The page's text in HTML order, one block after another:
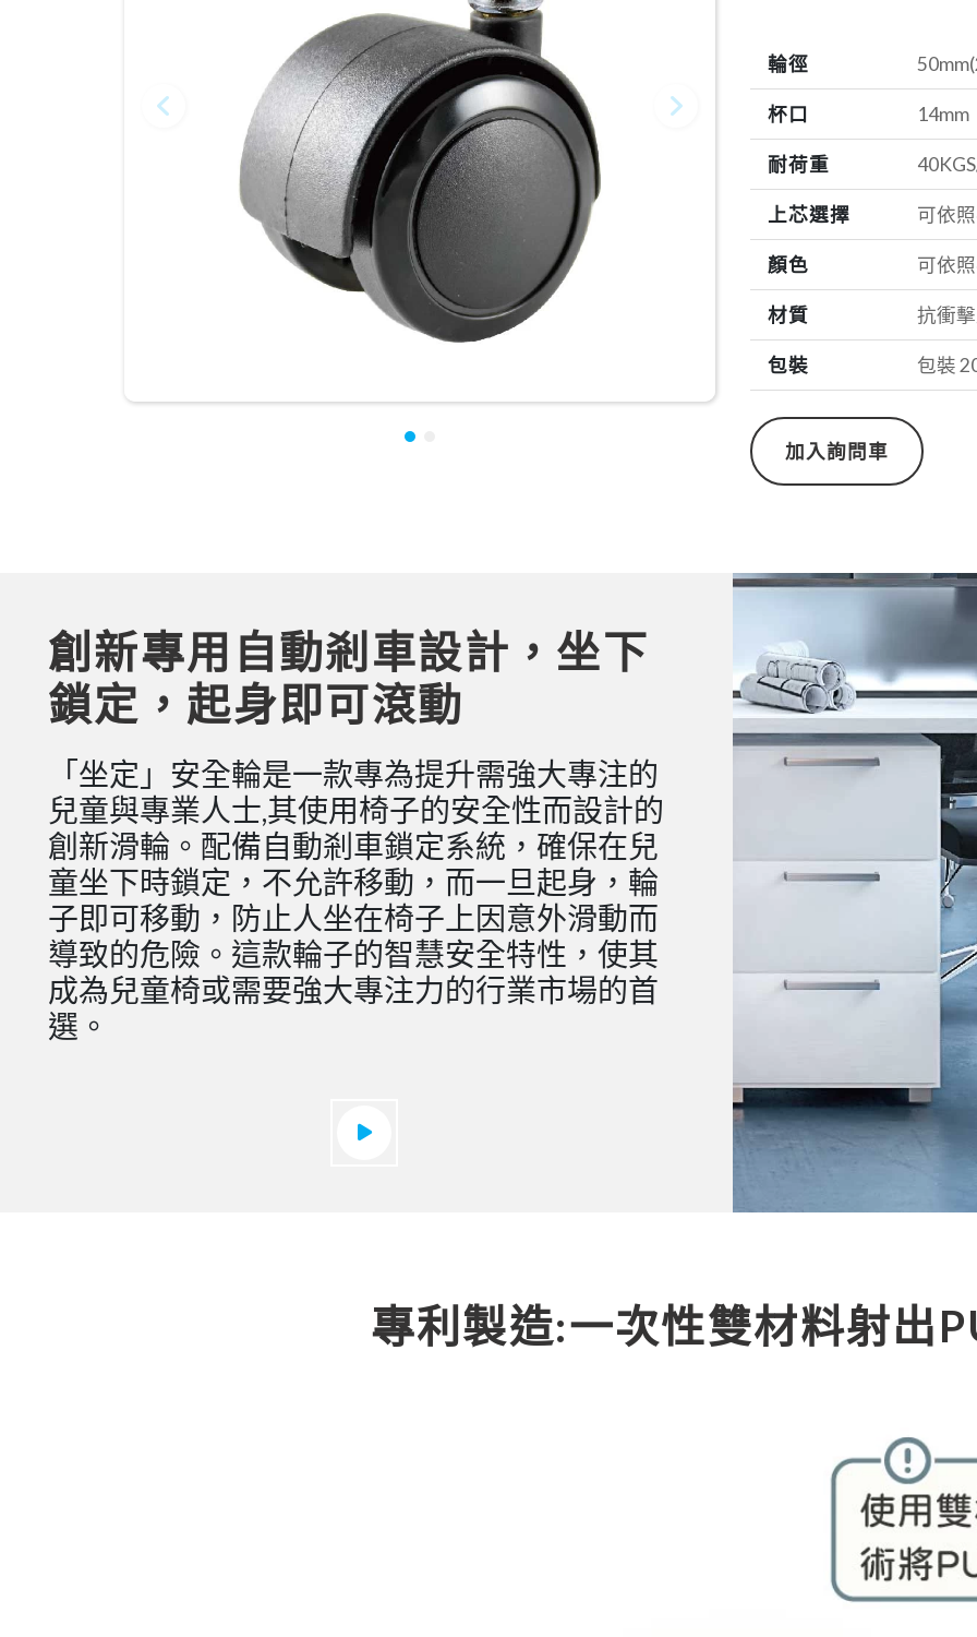
輪徑
杯口 14mm
耐荷重
上芯選擇 可依
顏色 可依
材質 抗衝
包裝 包裝
加入詢問車
創新專用自動剎車設計，坐下
鎖定，起身即可滾動
「坐定」安全輪是一款專為提升需強大專注的
兒童與專業人士,其使用椅子的安全性而設計的
創新滑輪。配備自動剎車鎖定系統，確保在兒
童坐下時鎖定，不允許移動，而一旦起身，輪
子即可移動，防止人坐在椅子上因意外滑動而
導致的危險。這款輪子的智慧安全特性，使其
成為兒童椅或需要強大專注力的行業市場的首
選。
專利製造:一次性雙材料射出